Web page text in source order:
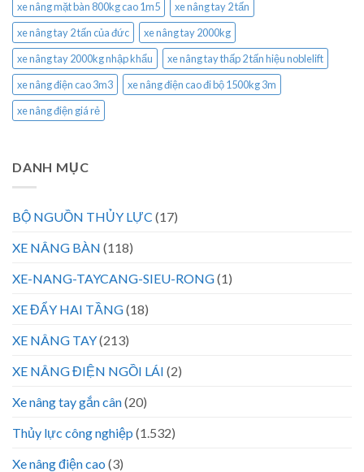
xe nâng mặt bàn 800kg cao 1m5
xe nâng tay 2 tấn
xe nâng tay 2 tấn của đức
xe nâng tay 2000kg
xe nâng tay 2000kg nhập khẩu
xe nâng tay thấp 2 tấn hiệu noblelift
xe nâng điện cao 3m3
xe nâng điện cao đi bộ 1500kg 3m
xe nâng điện giá rẻ
DANH MỤC
BỘ NGUỒN THỦY LỰC (17)
XE NÂNG BÀN (118)
XE-NANG-TAYCANG-SIEU-RONG(1)
XE ĐẨY HAI TẦNG(18)
XE NÂNG TAY(213)
XE NÂNG ĐIỆN NGỒI LÁI (2)
Xe nâng tay gắn cân(20)
Thủy lực công nghiệp (1.532)
Xe nâng điện cao (3)